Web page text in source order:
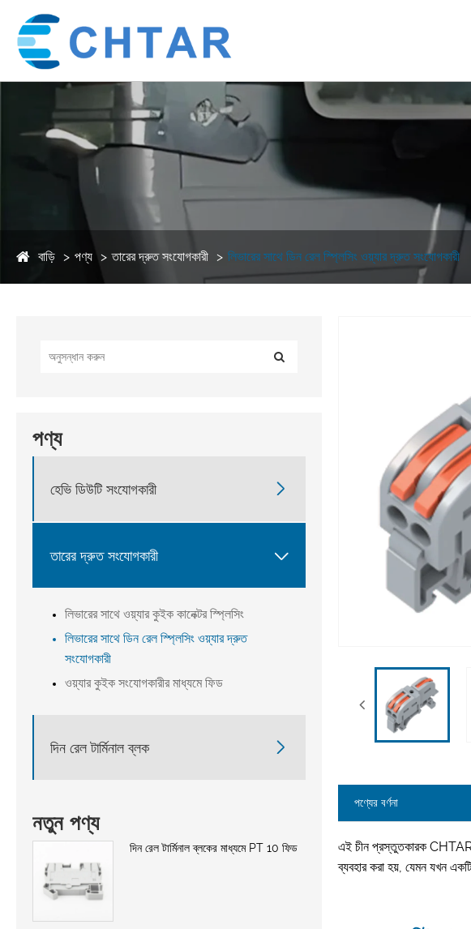
বাড়ি পণ্য তারের দ্রুত সংযোগকারী লিভারের সাথে ডিন রেল স্প্লিসিং ওয়্যার দ্রুত সংযোগকারী
পণ্য
হেভি ডিউটি ​​সংযোগকারী 
তারের দ্রুত সংযোগকারী 
লিভারের সাথে ওয়্যার কুইক কানেক্টর স্প্লিসিং
লিভারের সাথে ডিন রেল স্প্লিসিং ওয়্যার দ্রুত
সংযোগকারী
ওয়্যার কুইক সংযোগকারীর মাধ্যমে ফিড
দিন রেল টার্মিনাল ব্লক 
নতুন পণ্য
দিন রেল টার্মিনাল ব্লকের মাধ্যমে PT 10 ফিড
পণ্যের বর্ণনা
এই চীন প্রস্তুতকারক CHTAR T
ব্যবহার করা হয়, যেমন যখন